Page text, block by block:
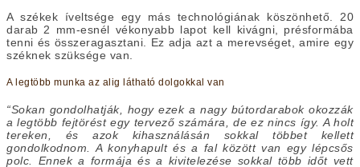
A székek íveltsége egy más technológiának köszönhető. 20
darab 2 mm-esnél vékonyabb lapot kell kivágni, présformába
tenni és összeragasztani. Ez adja azt a merevséget, amire egy
széknek szüksége van.
A legtöbb munka az alig látható dolgokkal van
“Sokan gondolhatják, hogy ezek a nagy bútordarabok okozzák
a legtöbb fejtörést egy tervező számára, de ez nincs így. A holt
tereken, és azok kihasználásán sokkal többet kellett
gondolkodnom. A konyhapult és a fal között van egy lépcsős
polc. Ennek a formája és a kivitelezése sokkal több időt vett